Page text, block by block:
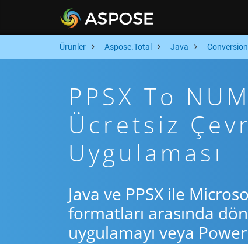
Ürünler Aspose.Total Java Conversion
PPSX To
Ücretsiz
Uygulaması
Java ve PPSX ile
formatları arasında
uygulamayı veya